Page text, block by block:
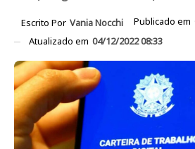
Escrito Por Vania Nocchi Publicado em
Atualizado em 04/12/2022 08:33